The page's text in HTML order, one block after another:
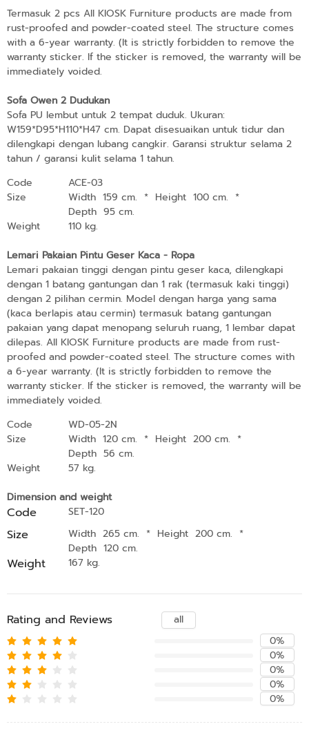
Termasuk 2 pcs All KIOSK Furniture products are made from
rust-proofed and powder-coated steel. The structure comes
with a 6-year warranty. (It is strictly forbidden to remove the
warranty sticker. If the sticker is removed, the warranty will be
immediately voided.
Sofa Owen 2 Dudukan
Sofa PU lembut untuk 2 tempat duduk. Ukuran:
W159*D95*H110*H47 cm. Dapat disesuaikan untuk tidur dan
dilengkapi dengan lubang cangkir. Garansi struktur selama 2
tahun / garansi kulit selama 1 tahun.
Code
ACE-03
Size
Width 159 cm. * Height 100 cm. *
Depth 95 cm.
Weight
110 kg.
Lemari Pakaian Pintu Geser Kaca - Ropa
Lemari pakaian tinggi dengan pintu geser kaca, dilengkapi
dengan 1 batang gantungan dan 1 rak (termasuk kaki tinggi)
dengan 2 pilihan cermin. Model dengan harga yang sama
(kaca berlapis atau cermin) termasuk batang gantungan
pakaian yang dapat menopang seluruh ruang, 1 lembar dapat
dilepas. All KIOSK Furniture products are made from rust-
proofed and powder-coated steel. The structure comes with
a 6-year warranty. (It is strictly forbidden to remove the
warranty sticker. If the sticker is removed, the warranty will be
immediately voided.
Code
WD-05-2N
Size
Width 120 cm. * Height 200 cm. *
Depth 56 cm.
Weight
57 kg.
Dimension and weight
Code SET-120
Size Width 265 cm. * Height 200 cm. *
Depth 120 cm.
Weight 167 kg.
Rating and Reviews
all
0%
0%
0%
0%
0%